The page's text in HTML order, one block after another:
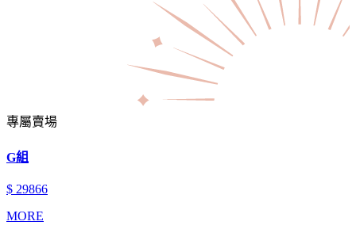
專屬賣場
G組
$ 29866
MORE